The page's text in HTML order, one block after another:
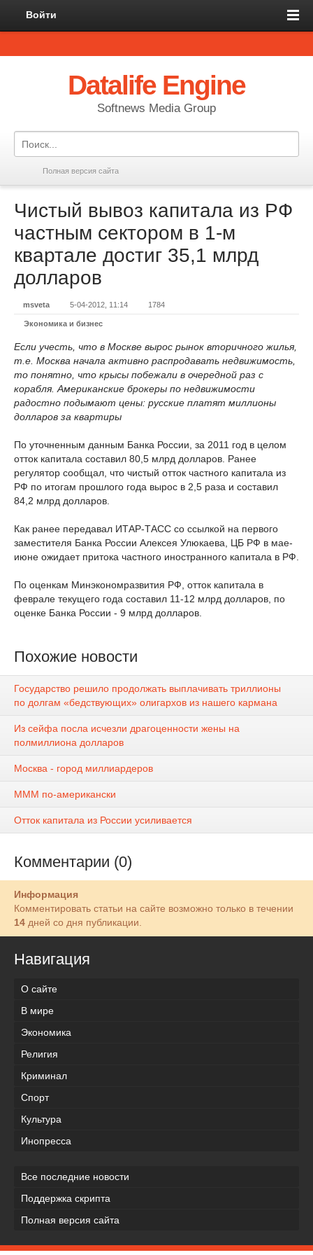
Войти
Datalife Engine
Softnews Media Group
Полная версия сайта
Чистый вывоз капитала из РФ
частным сектором в 1-м
квартале достиг 35,1 млрд
долларов
msveta 5-04-2012, 11:14 1784
Экономика и бизнес
Если учесть, что в Москве вырос рынок вторичного жилья,
т.е. Москва начала активно распродавать недвижимость,
то понятно, что крысы побежали в очередной раз с
корабля. Американские брокеры по недвижимости
радостно подымают цены: русские платят миллионы
долларов за квартиры
По уточненным данным Банка России, за 2011 год в целом
отток капитала составил 80,5 млрд долларов. Ранее
регулятор сообщал, что чистый отток частного капитала из
РФ по итогам прошлого года вырос в 2,5 раза и составил
84,2 млрд долларов.
Как ранее передавал ИТАР-ТАСС со ссылкой на первого
заместителя Банка России Алексея Улюкаева, ЦБ РФ в мае-
июне ожидает притока частного иностранного капитала в РФ.
По оценкам Минэкономразвития РФ, отток капитала в
феврале текущего года составил 11-12 млрд долларов, по
оценке Банка России - 9 млрд долларов.
Похожие новости
Государство решило продолжать выплачивать триллионы
по долгам «бедствующих» олигархов из нашего кармана
Из сейфа посла исчезли драгоценности жены на
полмиллиона долларов
Москва - город миллиардеров
МММ по-американски
Отток капитала из России усиливается
Комментарии (0)
Информация
Комментировать статьи на сайте возможно только в течении
14 дней со дня публикации.
Навигация
О сайте
В мире
Экономика
Религия
Криминал
Спорт
Культура
Инопресса
Все последние новости
Поддержка скрипта
Полная версия сайта